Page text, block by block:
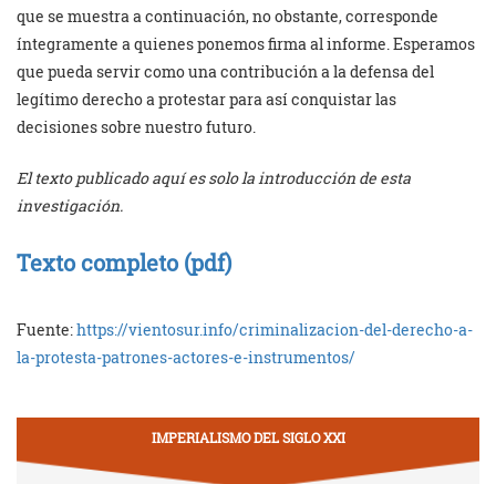
que se muestra a continuación, no obstante, corresponde
íntegramente a quienes ponemos firma al informe. Esperamos
que pueda servir como una contribución a la defensa del
legítimo derecho a protestar para así conquistar las
decisiones sobre nuestro futuro.
El texto publicado aquí es solo la introducción de esta
investigación.
Texto completo (pdf)
Fuente:https://vientosur.info/criminalizacion-del-derecho-a-
la-protesta-patrones-actores-e-instrumentos/
IMPERIALISMO DEL SIGLO XXI